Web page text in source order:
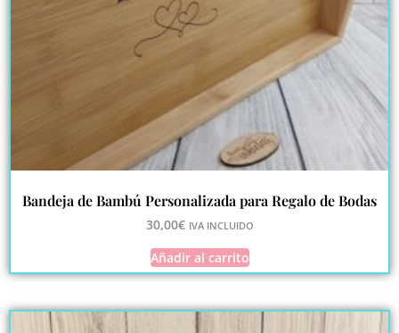
Bandeja de Bambú Personalizada para Regalo de Bodas
30,00€ IVA INCLUIDO
Añadir al carrito